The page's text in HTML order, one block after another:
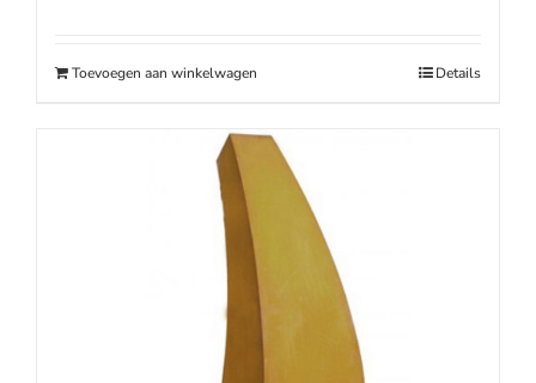
Toevoegen aan winkelwagen Details